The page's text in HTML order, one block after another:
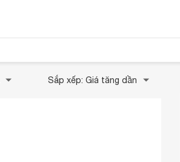
Sắp xếp: Giá tăng dần